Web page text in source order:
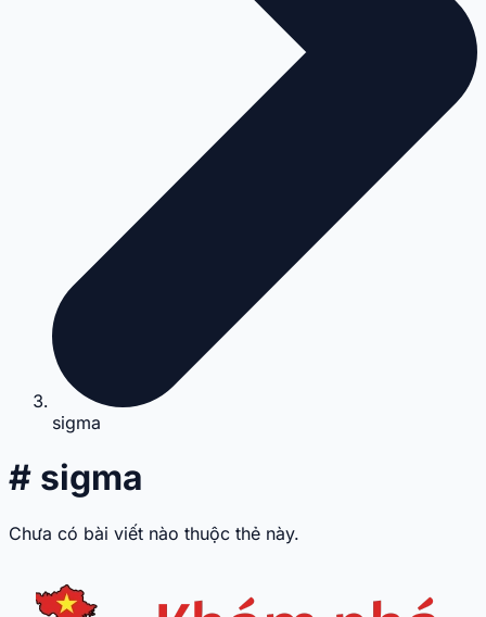
sigma
# sigma
Chưa có bài viết nào thuộc thẻ này.